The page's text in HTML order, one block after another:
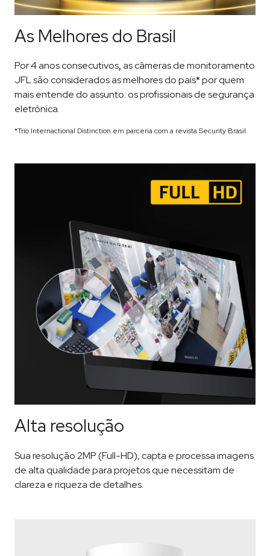
As Melhores do Brasil
Por 4 anos consecutivos,as câmeras de monitoramento
JFL são considerados as melhores do país* por quem
mais entende do assunto: os profissionais de segurança
eletrônica.
*Trio Internactional Distinction em parceria com a revista Security Brasil.
Alta resolução
Sua resolução 2MP (Full-HD), capta e processa imagens
de alta qualidade para projetos que necessitam de
clareza e riqueza de detalhes.